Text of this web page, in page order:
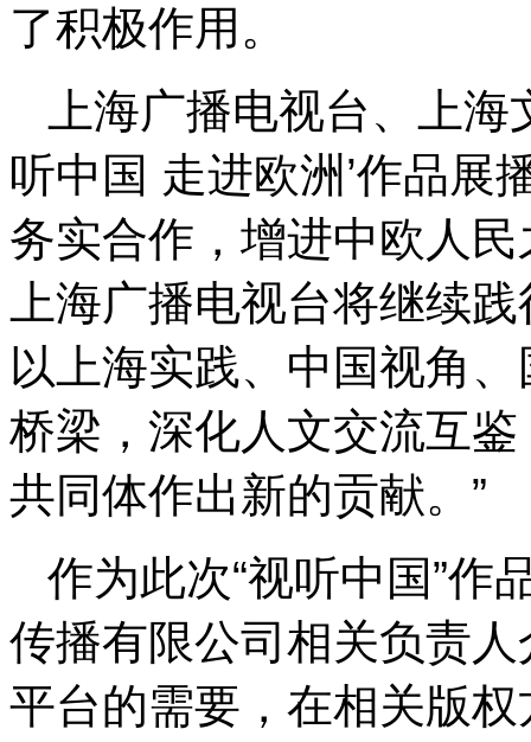
了积极作用。
上海广播电视台、上
听中国 走进欧洲’作品展
务实合作，增进中欧人
上海广播电视台将继续
以上海实践、中国视角
桥梁，深化人文交流互
共同体作出新的贡献。”
作为此次“视听中国”作
传播有限公司相关负责
平台的需要，在相关版